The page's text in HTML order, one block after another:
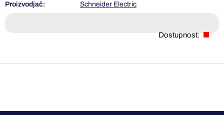
Proizvodjač:
Schneider Electric
Dostupnost: